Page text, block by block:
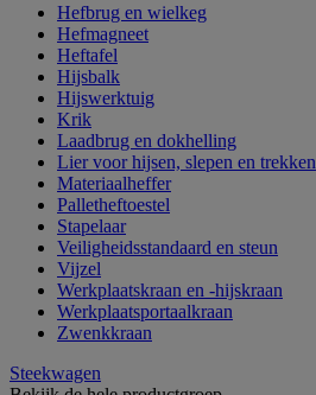
Hefbrug en wielkeg
Hefmagneet
Heftafel
Hijsbalk
Hijswerktuig
Krik
Laadbrug en dokhelling
Lier voor hijsen, slepen en trekken
Materiaalheffer
Palletheftoestel
Stapelaar
Veiligheidsstandaard en steun
Vijzel
Werkplaatskraan en -hijskraan
Werkplaatsportaalkraan
Zwenkkraan
Steekwagen